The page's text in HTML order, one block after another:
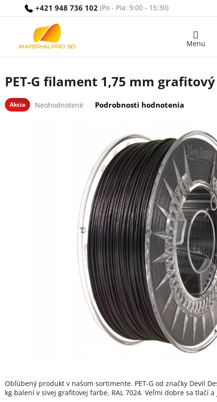
+421 948 736 102
Nákupný
PET-G filament 1,75 mm
Akcia
hodnotenie
Neohodnotené Podrobnosti hodnotenia
Obľúbený produkt v našom sortimente. PET-G od značky Devil
kg balení v sivej grafitovej farbe, RAL 7024. Veľmi dobre sa tlačí